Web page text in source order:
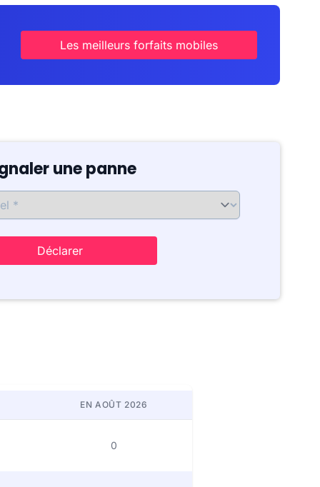
Les meilleurs forfaits mobiles
une panne
Déclarer
EN AOÛT 2026
0